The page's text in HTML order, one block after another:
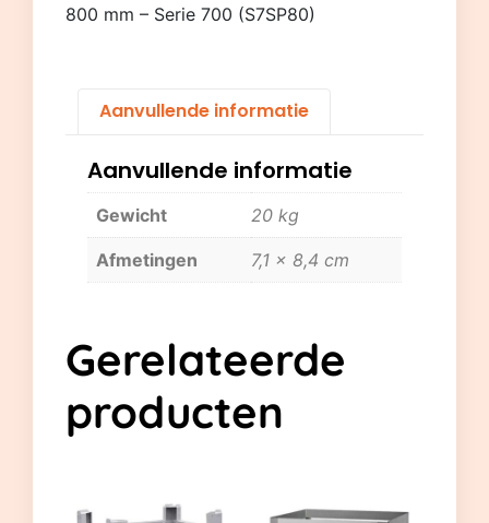
800 mm – Serie 700 (S7SP80)
Aanvullende informatie
Aanvullende informatie
Gewicht 20 kg
Afmetingen 7,1 × 8,4 cm
Gerelateerde
producten